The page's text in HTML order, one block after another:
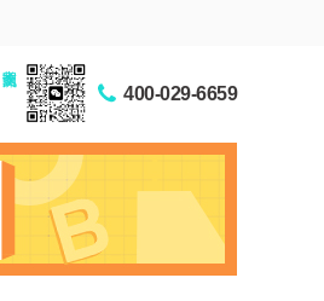
400-029-6659